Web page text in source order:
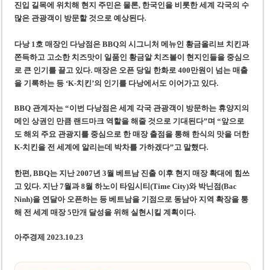
진입 길목에 위치해 현지 주민은 물론, 한국인을 비롯한 세계 각국의 수
많은 관광객이 방문할 것으로 예상된다.
다낭 1호 매장인 다낭점은 BBQ의 시그니처 메뉴인 황금올리브 치킨과
쫀득하고 고소한 치즈맛이 일품인 황금알 치즈볼이 현지인들을 중심으
로 큰 인기를 끌고 있다. 매장은 오픈 당일 한화로 400만원이 넘는 매출
을 기록하는 등 ‘K-치킨’의 인기를 다낭에서도 이어가고 있다.
BBQ 관계자는 “이번 다낭점은 세계 각국 관광객이 방문하는 휴양지의
메인 상권인 만큼 랜드마크 역할을 해줄 것으로 기대된다”며 “앞으로
도 해외 주요 관광지를 중심으로 한 매장 출점을 통해 한식의 맛을 더한
K-치킨을 전 세계에 알리는데 박차를 가하겠다”고 말했다.
한편, BBQ는 지난 2007년 3월 베트남 진출 이후 현지 매장 확대에 힘쓰
고 있다. 지난 7월과 8월 하노이 타임시티(Time City)와 박닌점(Bac
Ninh)을 연달아 오픈하는 등 베트남을 기점으로 동남아 지역 확장을 통
해 전 세계 매장 5만개 달성을 위해 실현시킬 계획이다.
아주경제 2023.10.23